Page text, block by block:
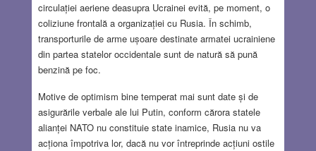
circulației aeriene deasupra Ucrainei evită, pe moment, o
coliziune frontală a organizației cu Rusia. În schimb,
transporturile de arme ușoare destinate armatei ucrainiene
din partea statelor occidentale sunt de natură să pună
benzină pe foc.
Motive de optimism bine temperat mai sunt date și de
asigurările verbale ale lui Putin, conform cărora statele
alianței NATO nu constituie state inamice, Rusia nu va
acționa împotriva lor, dacă nu vor întreprinde acțiuni ostile